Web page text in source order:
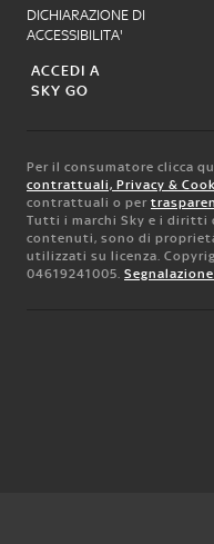
DICHIARAZIONE DI
ACCESSIBILITA'
ACCEDI A
SKY GO
Per il consumatore clicca
contrattuali, Privacy &
contrattuali o per
Tutti i marchi Sky e i
contenuti, sono di
utilizzati su licenza.
04619241005.